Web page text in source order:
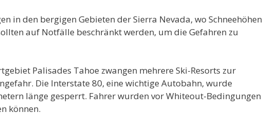
in den bergigen Gebieten der Sierra Nevada, wo Schneehöhen
auf Notfälle beschränkt werden, um die Gefahren zu
Palisades Tahoe zwangen mehrere Ski-Resorts zur
Die Interstate 80, eine wichtige Autobahn, wurde
länge gesperrt. Fahrer wurden vor Whiteout-Bedingungen
können.